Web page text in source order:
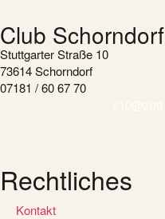
Club Schorndorf
Stuttgarter Straße 10
73614 Schorndorf
07181 / 60 67 70
Rechtliches
Kontakt